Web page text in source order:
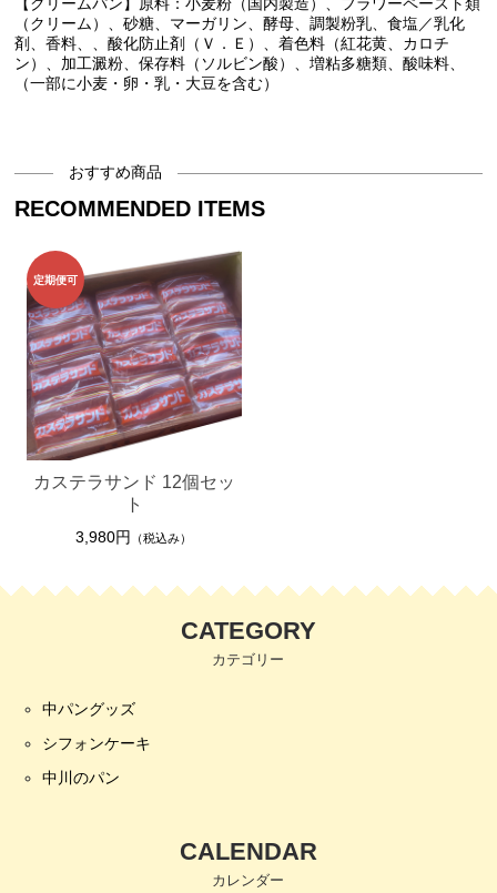
（クリーム）、砂糖、マーガリン、酵母、調製粉乳、食塩／乳化
剤、香料、、酸化防止剤（Ｖ．Ｅ）、着色料（紅花黄、カロチ
ン）、加工澱粉、保存料（ソルビン酸）、増粘多糖類、酸味料、
（一部に小麦・卵・乳・大豆を含む）
おすすめ商品
RECOMMENDED ITEMS
カステラサンド 12個セッ
ト
3,980円 （税込み）
CATEGORY
カテゴリー
中パングッズ
シフォンケーキ
中川のパン
CALENDAR
カレンダー